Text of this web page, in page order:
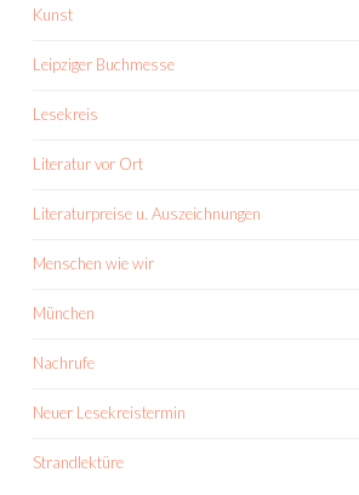
Kunst
Leipziger Buchmesse
Lesekreis
Literatur vor Ort
Literaturpreise u. Auszeichnungen
Menschen wie wir
München
Nachrufe
Neuer Lesekreistermin
Strandlektüre